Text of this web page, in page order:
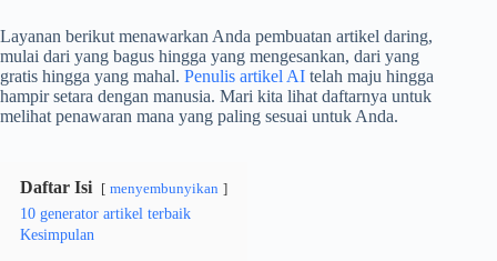
Layanan berikut menawarkan Anda pembuatan artikel daring,
mulai dari yang bagus hingga yang mengesankan, dari yang
gratis hingga yang mahal. Penulis artikel AI telah maju hingga
hampir setara dengan manusia. Mari kita lihat daftarnya untuk
melihat penawaran mana yang paling sesuai untuk Anda.
Daftar Isi menyembunyikan
10 generator artikel terbaik
Kesimpulan